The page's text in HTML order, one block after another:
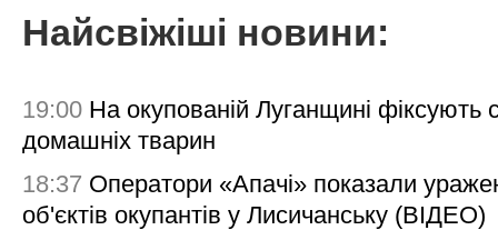
Найсвіжіші новини:
19:00 На окупованій Луганщині фіксують
домашніх тварин
18:37 Оператори «Апачі» показали
об'єктів окупантів у Лисичанську (ВІДЕО)